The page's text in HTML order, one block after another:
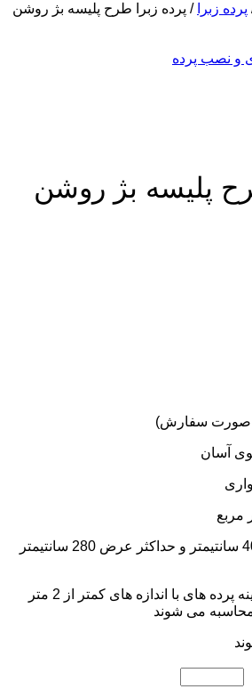
پرده زبرا
/ پرده زبرا طرح پلیسه بژ روشن
و نصب پرده
پلیسه بژ روشن
صورت سفارش)
آسان
مربع
حداکثر ارتفاع پرده ها 400 سانتیمتر و حداکثر عرض 280 سانتیمتر
توجه داشته باشید که هزینه پرده های با اندازه های کمتر از 2 متر